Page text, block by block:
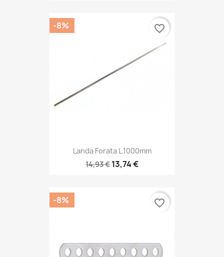
Landa Forata L.1000mm
14,93 € 13,74 €
-8% favorite_border
-8% favorite_border